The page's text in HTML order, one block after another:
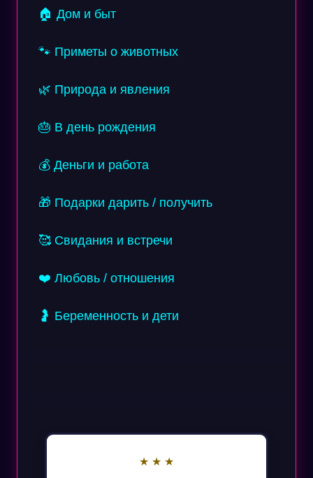
🏠 Дом и быт
🐾 Приметы о животных
🌿 Природа и явления
🎂 В день рождения
💰 Деньги и работа
🎁 Подарки дарить / получить
🥰 Свидания и встречи
❤️ Любовь / отношения
🤰 Беременность и дети